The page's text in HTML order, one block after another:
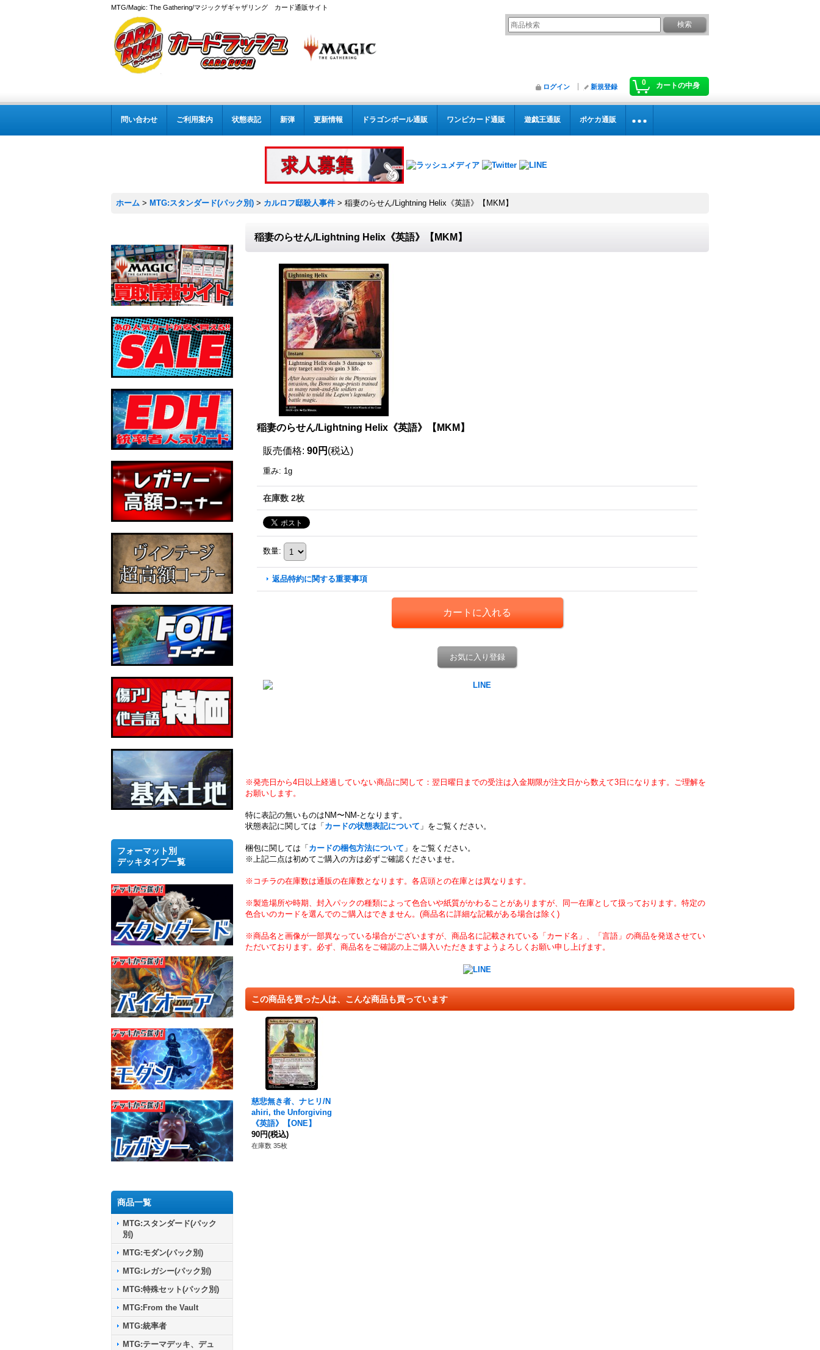
MTG/Magic: The Gathering/マジックザギャザリング カード通販サイト
0 カートの中身
ログイン 新規登録
問い合わせ ご利用案内 状態表記 新弾 更新情報 ドラゴンボール通販 ワンピカード通販 遊戯王通販 ポケカ通販
ホーム > MTG:スタンダード(パック別) > カルロフ邸殺人事件 > 稲妻のらせん/Lightning Helix《英語》【MKM】
フォーマット別
デッキタイプ一覧
商品一覧
MTG:スタンダード(パック
別)
MTG:モダン(パック別)
MTG:レガシー(パック別)
MTG:特殊セット(パック別)
MTG:From the Vault
MTG:統率者
MTG:テーマデッキ、デュ
稲妻のらせん/Lightning Helix《英語》【MKM】
稲妻のらせん/Lightning Helix《英語》【MKM】
販売価格: 90円 (税込)
重み: 1g
在庫数 2枚
数量:
返品特約に関する重要事項
お気に入り登録
※発売日から4日以上経過していない商品に関して：翌日曜日までの受注は入金期限が注文日から数えて3日になります。ご理解を
お願いします。
特に表記の無いものはNM〜NM-となります。
状態表記に関しては「 カードの状態表記について 」をご覧ください。
梱包に関しては「 カードの梱包方法について 」をご覧ください。
※上記二点は初めてご購入の方は必ずご確認くださいませ。
※コチラの在庫数は通販の在庫数となります。各店頭との在庫とは異なります。
※製造場所や時期、封入パックの種類によって色合いや紙質がかわることがありますが、同一在庫として扱っております。特定の
色合いのカードを選んでのご購入はできません。(商品名に詳細な記載がある場合は除く)
※商品名と画像が一部異なっている場合がございますが、商品名に記載されている「カード名」、「言語」の商品を発送させてい
ただいております。必ず、商品名をご確認の上ご購入いただきますようよろしくお願い申し上げます。
この商品を買った人は、こんな商品も買っています
慈悲無き者、ナヒリ/N
ahiri, the Unforgiving
《英語》【ONE】
90円(税込)
在庫数 35枚